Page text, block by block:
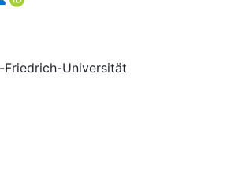
Friedrich-Universität